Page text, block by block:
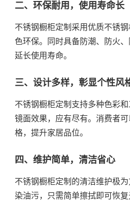
二、环保耐用，使用寿命长
不锈钢橱柜定制采用优质不锈
色环保。同时具备防潮、防火
延长使用寿命。
三、设计多样，彰显个性风
不锈钢橱柜定制支持多种色彩
镜面效果，应有尽有。消费者
格，提升家居品位。
四、维护简单，清洁省心
不锈钢橱柜定制的清洁维护极
染油污，只需简单擦拭即可恢